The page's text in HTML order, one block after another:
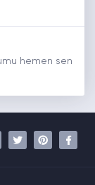
hemen sen